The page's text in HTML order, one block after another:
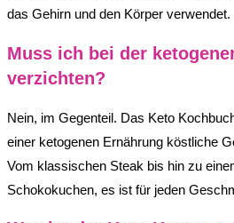
das Gehirn und den Körper verwendet.
Muss ich bei der
verzichten?
Nein, im Gegenteil. Das Keto
einer ketogenen Ernährung köstliche
Vom klassischen Steak bis hin zu
Schokokuchen, es ist für jeden